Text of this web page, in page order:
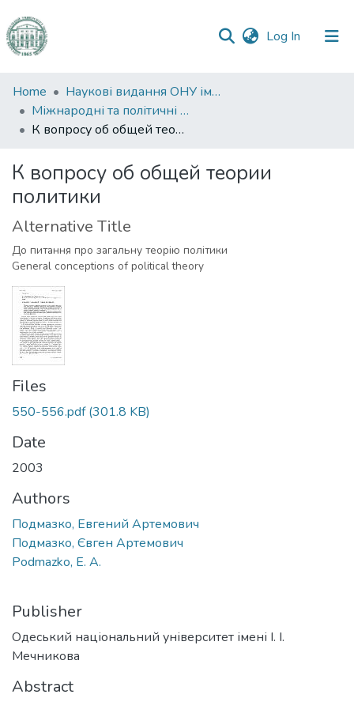
Log In (current)
Communities
&
Collections
Statistics
Home
Наукові видання ОНУ імені І. І. Мечникова
Міжнародні та політичні дослідження
К вопросу об общей теории политики
К вопросу об общей теории
политики
Alternative Title
До питання про загальну теорію політики
General conceptions of political theory
Files
550-556.pdf(301.8 KB)
Date
2003
Authors
Подмазко, Евгений Артемович
Подмазко, Євген Артемович
Podmazko, E. A.
Publisher
Одеський національний університет імені І. І.
Мечникова
Abstract